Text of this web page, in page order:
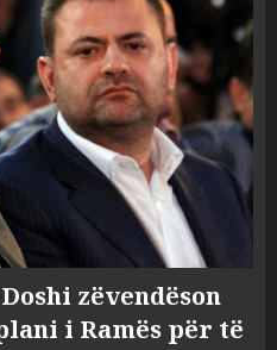
zëvendëson
i Ramës për të